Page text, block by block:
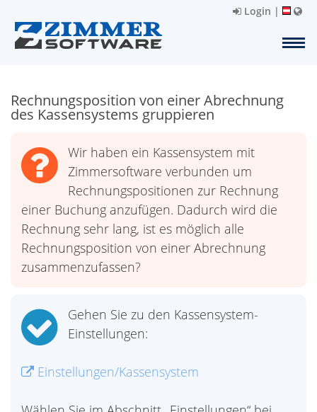
Login |
Rechnungsposition von einer Abrechnung
des Kassensystems gruppieren
Wir haben ein Kassensystem mit
Zimmersoftware verbunden um
Rechnungspositionen zur Rechnung
einer Buchung anzufügen. Dadurch wird die
Rechnung sehr lang, ist es möglich alle
Rechnungsposition von einer Abrechnung
zusammenzufassen?
Gehen Sie zu den Kassensystem-
Einstellungen:
Einstellungen/Kassensystem